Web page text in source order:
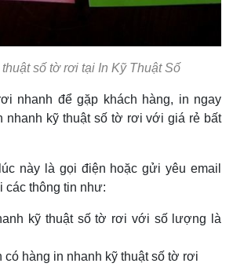
số tờ rơi tại In Kỹ Thuật Số
nhanh để gặp khách hàng, in ngay
nhanh kỹ thuật số tờ rơi với giá rẻ bất
này là gọi điện hoặc gửi yêu email
các thông tin như:
kỹ thuật số tờ rơi với số lượng là
có hàng in nhanh kỹ thuật số tờ rơi